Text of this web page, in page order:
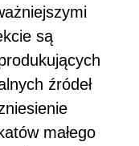
są
źródeł
małego